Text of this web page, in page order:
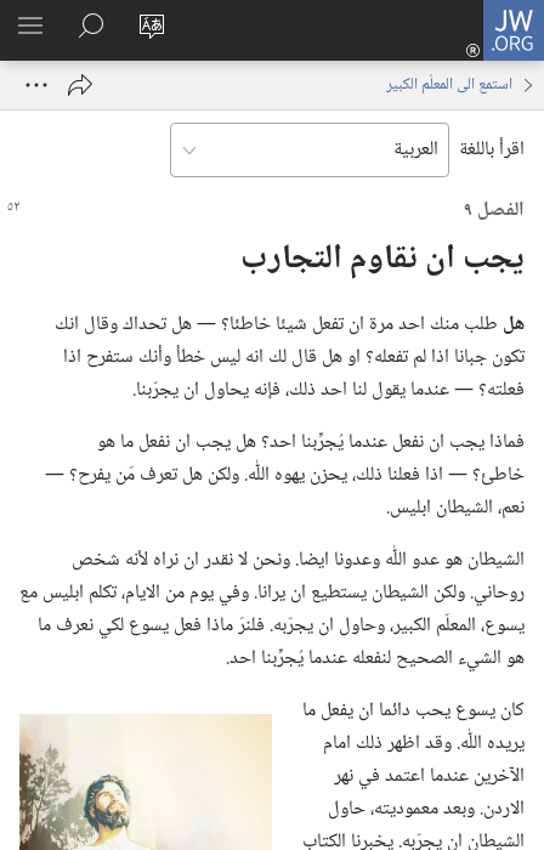
JW.ORG
تغيير
الموقع
تسجيل
الدخول
نافذة
البحث
في
JW.‎ORG
استمع الى المعلّم الكبير
اقرأ باللغة
الفصل ٩
يجب ان نقاوم التجارب
هل طلب منك احد مرة ان تفعل شيئا خاطئا؟‏ —‏ هل تحداك وقال انك
تكون جبانا اذا لم تفعله؟‏ او هل قال لك انه ليس خطأ وأنك ستفرح اذا
فعلته؟‏ —‏ عندما يقول لنا احد ذلك،‏ فإنه يحاول ان يجرّبنا.‏
فماذا يجب ان نفعل عندما يُجرِّبنا احد؟‏ هل يجب ان نفعل ما هو
خاطئ؟‏ —‏ اذا فعلنا ذلك،‏ يحزن يهوه اللّٰه.‏ ولكن هل تعرف مَن يفرح؟‏ —‏
نعم،‏ الشيطان ابليس.‏
الشيطان هو عدو اللّٰه وعدونا ايضا.‏ ونحن لا نقدر ان نراه لأنه شخص
روحاني.‏ ولكن الشيطان يستطيع ان يرانا.‏ وفي يوم من الايام،‏ تكلم ابليس مع
يسوع،‏ المعلّم الكبير،‏ وحاول ان يجرّبه.‏ فلنرَ ماذا فعل يسوع لكي نعرف ما
هو الشيء الصحيح لنفعله عندما يُجرِّبنا احد.‏
كان يسوع يحب دائما ان يفعل ما
يريده اللّٰه.‏ وقد اظهر ذلك امام
الآخرين عندما اعتمد في نهر
الاردن.‏ وبعد معموديته،‏ حاول
الشيطان ان يجرّبه.‏ يخبرنا الكتاب